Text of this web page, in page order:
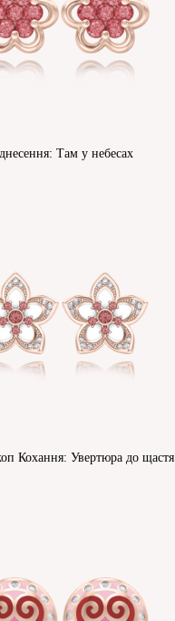
Там у небесах
Кохання: Увертюра до щастя